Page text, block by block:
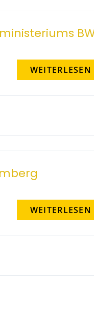
WEITERLESEN
WEITERLESEN